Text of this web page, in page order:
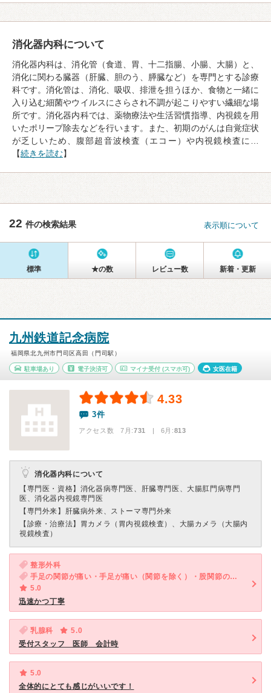
消化器内科について
消化器内科は、消化管（食道、胃、十二指腸、小腸、大腸）と、
消化に関わる臓器（肝臓、胆のう、膵臓など）を専門とする診療
科です。消化管は、消化、吸収、排泄を担うほか、食物と一緒に
入り込む細菌やウイルスにさらされ不調が起こりやすい繊細な場
所です。消化器内科では、薬物療法や生活習慣指導、内視鏡を用
いたポリープ除去などを行います。また、初期のがんは自覚症状
が乏しいため、腹部超音波検査（エコー）や内視鏡検査に…
【続きを読む】
22 件の検索結果 表示順について
標準 ★の数 レビュー数 新着・更新
九州鉄道記念病院
福岡県北九州市門司区高田（門司駅）
駐車場あり 電子決済可 マイナ受付 (スマホ可) 女医在籍
4.33
3件
アクセス数 7月:731 | 6月:813
消化器内科について
【専門医・資格】 消化器病専門医、肝臓専門医、大腸肛門病専門
医、消化器内視鏡専門医
【専門外来】 肝臓病外来、ストーマ専門外来
【診療・治療法】 胃カメラ（胃内視鏡検査）、大腸カメラ（大腸内
視鏡検査）
整形外科
手足の関節が痛い・手足が痛い（関節を除く）・股関節の痛み
5.0
迅速かつ丁寧
乳腺科
5.0
受付スタッフ 医師 会計時
5.0
全体的にとても感じがいいです！